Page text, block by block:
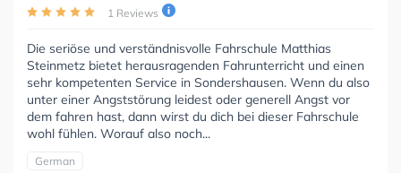
1 Reviews
Die seriöse und verständnisvolle Fahrschule Matthias
Steinmetz bietet herausragenden Fahrunterricht und einen
sehr kompetenten Service in Sondershausen. Wenn du also
unter einer Angststörung leidest oder generell Angst vor
dem fahren hast, dann wirst du dich bei dieser Fahrschule
wohl fühlen. Worauf also noch...
German